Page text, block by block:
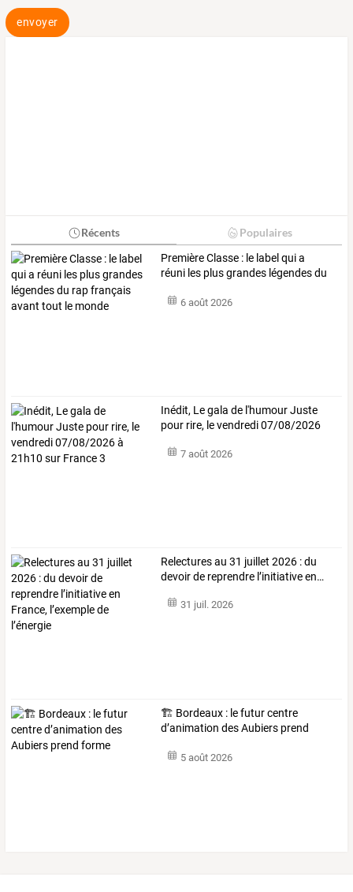
envoyer
Récents Populaires
PremièreClasse : le label quia
réuni les plusgrandes légendesdu
6 août 2026
Inédit, Legala de l'humourJuste
pour rire, levendredi07/08/2026
7 août 2026
Relecturesau 31 juillet 2026 :du
devoirde reprendre l’initiativeen…
31 juil. 2026
🏗️ Bordeaux : le futur centre
d’animation des Aubiers prend
5 août 2026